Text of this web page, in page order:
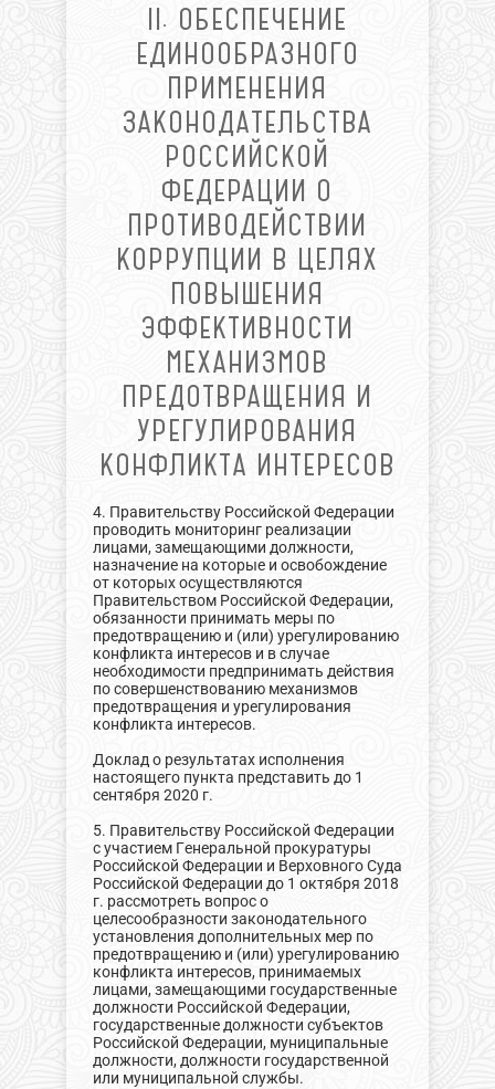
II. ОБЕСПЕЧЕНИЕ
ЕДИНООБРАЗНОГО
ПРИМЕНЕНИЯ
ЗАКОНОДАТЕЛЬСТВА
РОССИЙСКОЙ
ФЕДЕРАЦИИ О
ПРОТИВОДЕЙСТВИИ
КОРРУПЦИИ В ЦЕЛЯХ
ПОВЫШЕНИЯ
ЭФФЕКТИВНОСТИ
МЕХАНИЗМОВ
ПРЕДОТВРАЩЕНИЯ И
УРЕГУЛИРОВАНИЯ
КОНФЛИКТА ИНТЕРЕСОВ
4. Правительству Российской Федерации
проводить мониторинг реализации
лицами, замещающими должности,
назначение на которые и освобождение
от которых осуществляются
Правительством Российской Федерации,
обязанности принимать меры по
предотвращению и (или) урегулированию
конфликта интересов и в случае
необходимости предпринимать действия
по совершенствованию механизмов
предотвращения и урегулирования
конфликта интересов.
Доклад о результатах исполнения
настоящего пункта представить до 1
сентября 2020 г.
5. Правительству Российской Федерации
с участием Генеральной прокуратуры
Российской Федерации и Верховного Суда
Российской Федерации до 1 октября 2018
г. рассмотреть вопрос о
целесообразности законодательного
установления дополнительных мер по
предотвращению и (или) урегулированию
конфликта интересов, принимаемых
лицами, замещающими государственные
должности Российской Федерации,
государственные должности субъектов
Российской Федерации, муниципальные
должности, должности государственной
или муниципальной службы.